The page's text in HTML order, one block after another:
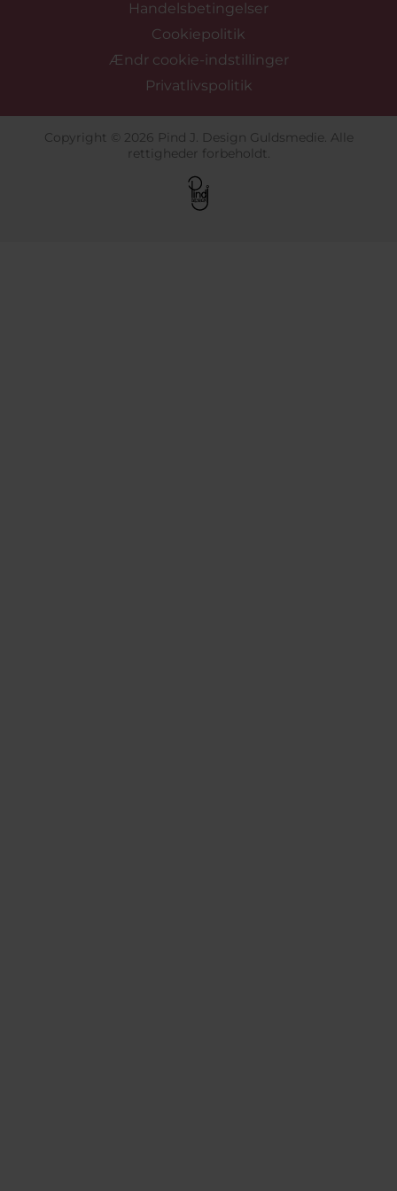
Handelsbetingelser
Cookiepolitik
Ændr cookie-indstillinger
Privatlivspolitik
Copyright © 2026 Pind J. Design Guldsmedie. Alle
rettigheder forbeholdt.